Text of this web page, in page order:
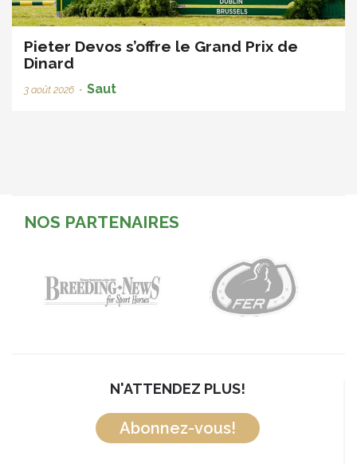
Pieter Devos s’offre le Grand Prix de
Dinard
3 août 2026 • Saut
NOS PARTENAIRES
N'ATTENDEZ PLUS!
Abonnez-vous!